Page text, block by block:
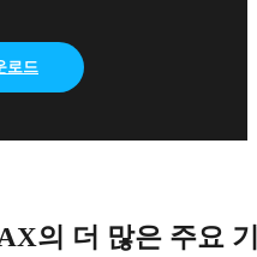
로드
의 더 많은 주요